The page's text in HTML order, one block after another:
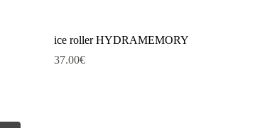
ice roller HYDRAMEMORY
37.00€